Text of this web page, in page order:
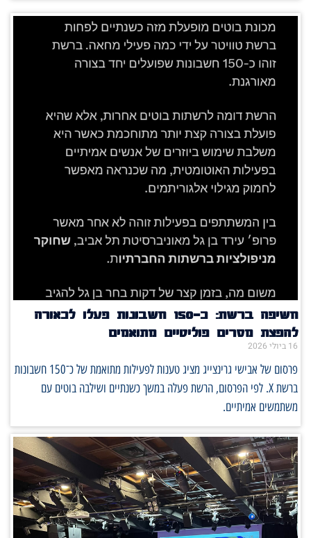
חשיפה ברשת: כ־150 חשבונות פעלו לכאורה
להפצת מסרים פוליטיים מתואמים
16 ביולי 2026
פרסום של אבישי גרינצייג מציג טענות לפעילות מתואמת של כ־150 חשבונות
ברשת X. לפי הפרסום, הרשת פעלה במשך כשנתיים ושילבה בוטים עם
משתמשים אמיתיים.